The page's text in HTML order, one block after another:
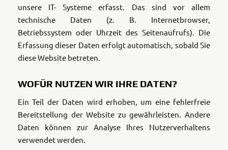
unsere IT- Systeme erfasst. Das sind vor allem
technische Daten (z. B. Internetbrowser,
Betriebssystem oder Uhrzeit des Seitenaufrufs). Die
Erfassung dieser Daten erfolgt automatisch, sobald Sie
diese Website betreten.
WOFÜR NUTZEN WIR IHRE DATEN?
Ein Teil der Daten wird erhoben, um eine fehlerfreie
Bereitstellung der Website zu gewährleisten. Andere
Daten können zur Analyse Ihres Nutzerverhaltens
verwendet werden.